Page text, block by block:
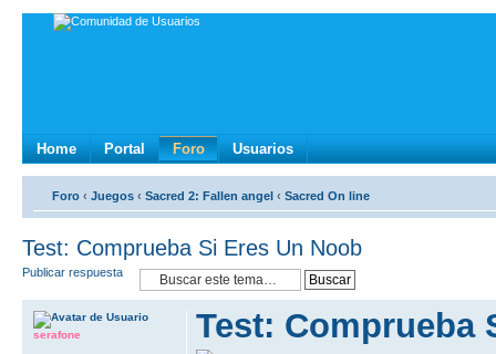
Home Portal Foro Usuarios
Foro ‹ Juegos ‹ Sacred 2: Fallen angel ‹ Sacred On line
Test: Comprueba Si Eres Un Noob
Publicar respuesta
Test: Comprueba
serafone